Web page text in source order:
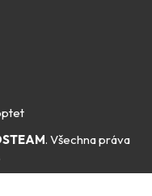
. Všechna práva